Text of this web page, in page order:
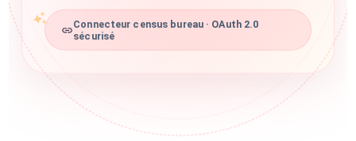
Connecteur census bureau · OAuth 2.0
sécurisé